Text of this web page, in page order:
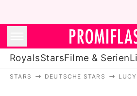
RoyalsStarsFilme & Serien
STARS DEUTSCHE STARS